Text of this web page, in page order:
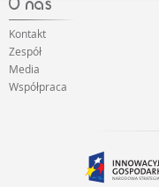
Kontakt
Zespół
Media
Współpraca